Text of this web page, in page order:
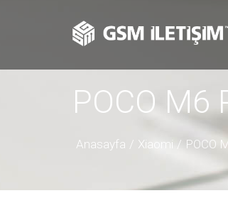
POCO M6
Anasayfa Xiaomi POCO